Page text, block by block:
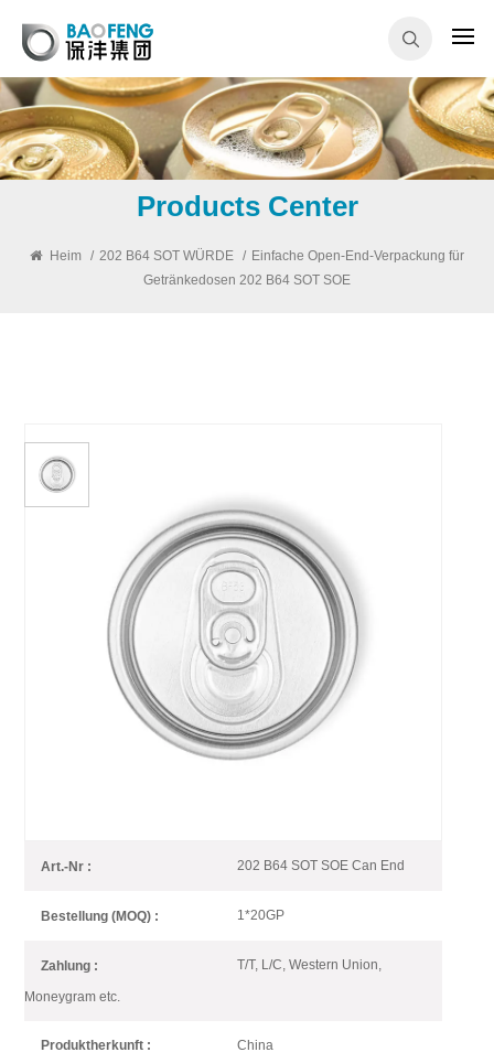
Products Center
Heim / 202 B64 SOT WÜRDE / Einfache Open-End-Verpackung für
Getränkedosen 202 B64 SOT SOE
Einfache Open-End-
Verpackung Für
Getränkedosen 202 B64 SOT
Leicht zu öffnendes Ende aus Aluminium mit 202 Durchmesser
(kleine Öffnung) für 2-teilige Dosen zur Verwendung in verschiedenen
Art.-Nr : 202 B64 SOT SOE Can End
Bestellung (MOQ) : 1*20GP
Zahlung : T/T, L/C, Western Union,
Moneygram etc.
Produktherkunft : China